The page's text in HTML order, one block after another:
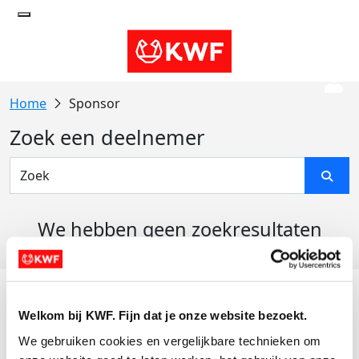
Welkom bij KWF. Fijn dat je onze website bezoekt.
We gebruiken cookies en vergelijkbare technieken om
Sponsor
Zoek een deelnemer
We hebben geen zoekresultaten
Actiematerialen
Evenementen